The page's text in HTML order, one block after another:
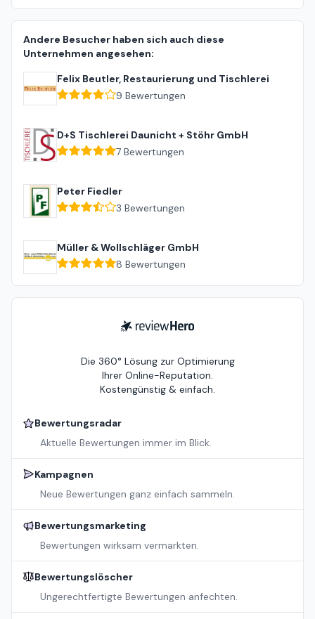
Andere Besucher haben sich auch diese
Unternehmen angesehen:
Felix Beutler, Restaurierung und Tischlerei
9 Bewertungen
D+S Tischlerei Daunicht + Stöhr GmbH
7 Bewertungen
Peter Fiedler
3 Bewertungen
Müller & Wollschläger GmbH
8 Bewertungen
ReviewHero
Die 360° Lösung zur Optimierung
Ihrer Online-Reputation.
Kostengünstig & einfach.
Bewertungsradar
Aktuelle Bewertungen immer im Blick.
Kampagnen
Neue Bewertungen ganz einfach sammeln.
Bewertungsmarketing
Bewertungen wirksam vermarkten.
Bewertungslöscher
Ungerechtfertigte Bewertungen anfechten.